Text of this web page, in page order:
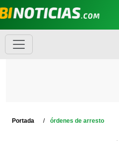
Portada órdenes de arresto